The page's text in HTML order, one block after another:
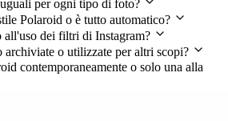
per ogni tipo di foto?
Polaroid o è tutto automatico?
all'uso dei filtri di Instagram?
archiviate o utilizzate per altri scopi?
contemporaneamente o solo una alla